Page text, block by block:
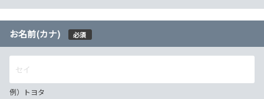
お名前(カナ) 必須
例）トヨタ